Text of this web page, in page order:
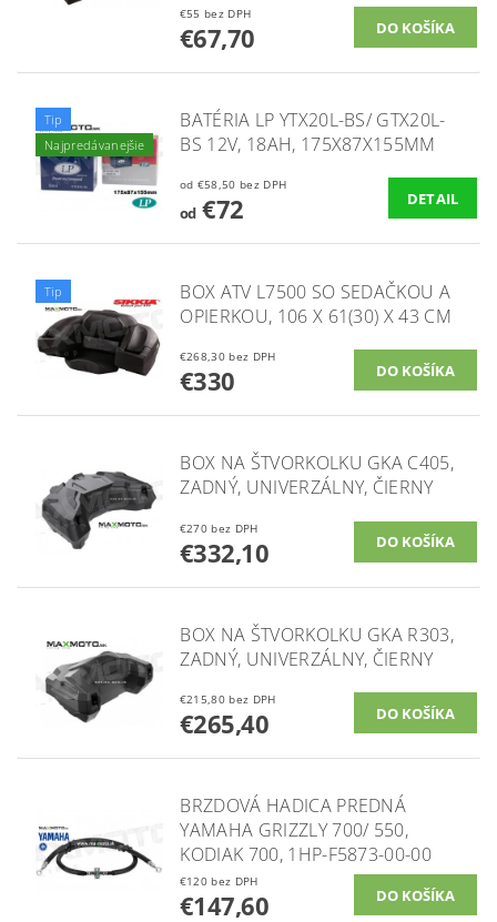
€55 bez DPH
€67,70
Tip
Najpredávanejšie
BATÉRIA LP YTX20L-BS/ GTX20L-
BS 12V, 18AH, 175X87X155MM
od €58,50 bez DPH
od€72 DETAIL
Tip
BOX ATV L7500 SO SEDAČKOU A
OPIERKOU, 106 X 61(30) X 43 CM
€268,30 bez DPH
€330
BOX NA ŠTVORKOLKU GKA C405,
ZADNÝ, UNIVERZÁLNY, ČIERNY
€270 bez DPH
€332,10
BOX NA ŠTVORKOLKU GKA R303,
ZADNÝ, UNIVERZÁLNY, ČIERNY
€215,80 bez DPH
€265,40
BRZDOVÁ HADICA PREDNÁ
YAMAHA GRIZZLY 700/ 550,
KODIAK 700, 1HP-F5873-00-00
€120 bez DPH
€147,60